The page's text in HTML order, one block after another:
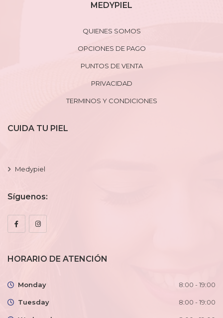
MEDYPIEL
QUIENES SOMOS
OPCIONES DE PAGO
PUNTOS DE VENTA
PRIVACIDAD
TERMINOS Y CONDICIONES
CUIDA TU PIEL
Medypiel
Síguenos:
HORARIO DE ATENCIÓN
Monday 8:00 - 19:00
Tuesday 8:00 - 19:00